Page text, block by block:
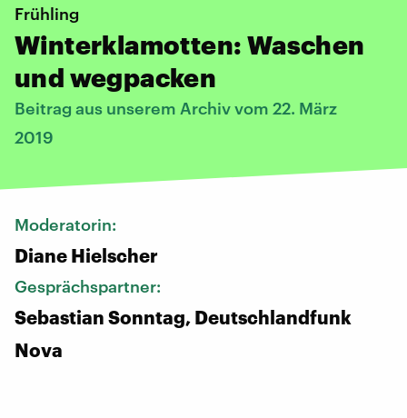
Frühling
Winterklamotten: Waschen
und wegpacken
Beitrag aus unserem Archiv vom 22. März
2019
Moderatorin:
Diane Hielscher
Gesprächspartner:
Sebastian Sonntag, Deutschlandfunk
Nova